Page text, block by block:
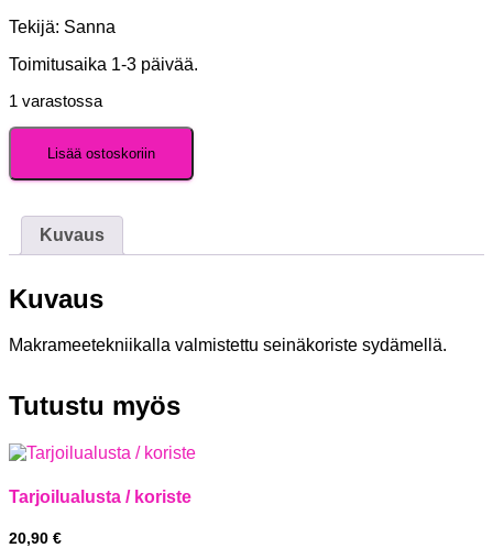
Tekijä: Sanna
Toimitusaika 1-3 päivää.
1 varastossa
Makramee
seinäkoriste
sydämellä
Lisää ostoskoriin
Kuvaus
Kuvaus
Makrameetekniikalla valmistettu seinäkoriste sydämellä.
Tutustu myös
Tarjoilualusta / koriste
20,90 €